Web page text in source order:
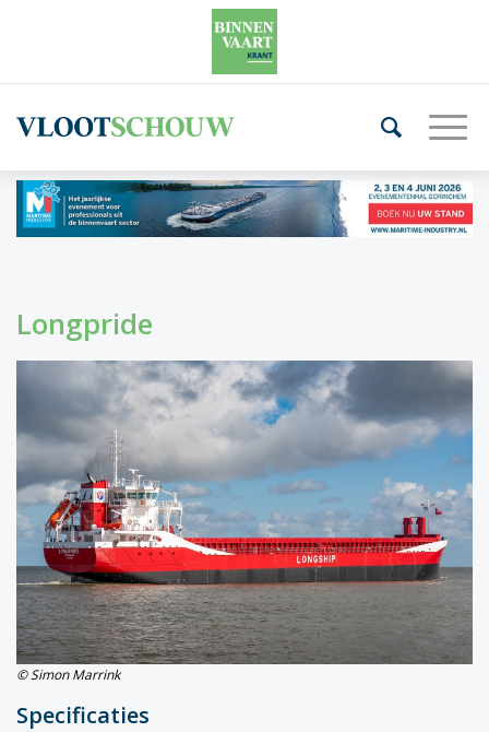
Longpride
© Simon Marrink
Specificaties